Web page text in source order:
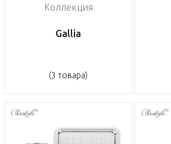
Коллекция
Gallia
(3 товара)